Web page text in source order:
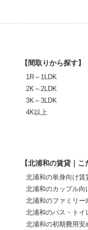
【間取りから探す】
1R～1LDK
2K～2LDK
3K～3LDK
4K以上
【北浦和の賃貸｜こ
北浦和の単身向け賃
北浦和のカップル向
北浦和のファミリー
北浦和のバス・トイ
北浦和の初期費用安